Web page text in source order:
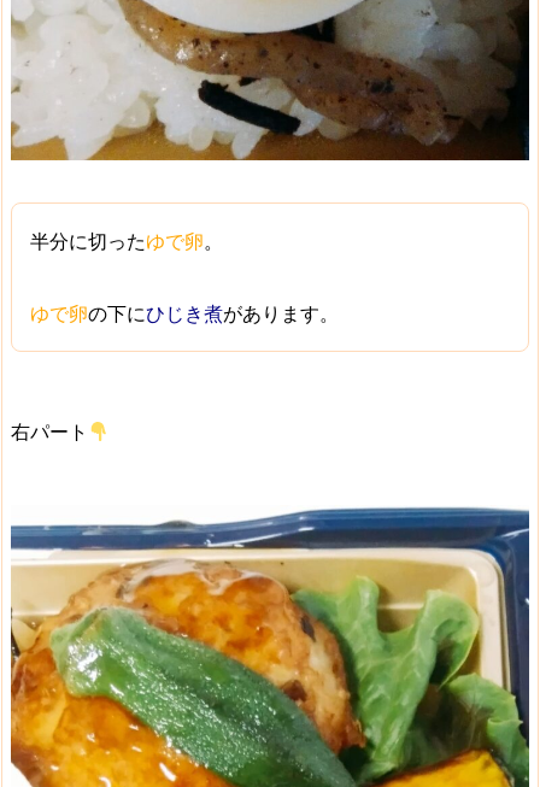
半分に切ったゆで卵。
ゆで卵の下にひじき煮があります。
右パート